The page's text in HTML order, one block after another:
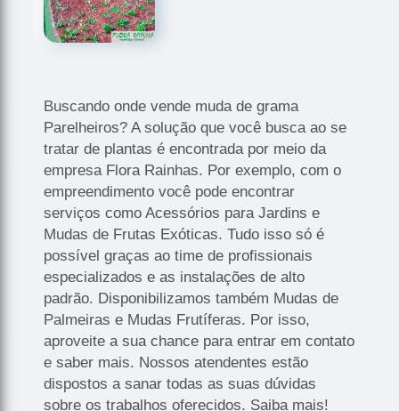
Buscando onde vende muda de grama
Parelheiros? A solução que você busca ao se
tratar de plantas é encontrada por meio da
empresa Flora Rainhas. Por exemplo, com o
empreendimento você pode encontrar
serviços como Acessórios para Jardins e
Mudas de Frutas Exóticas. Tudo isso só é
possível graças ao time de profissionais
especializados e as instalações de alto
padrão. Disponibilizamos também Mudas de
Palmeiras e Mudas Frutíferas. Por isso,
aproveite a sua chance para entrar em contato
e saber mais. Nossos atendentes estão
dispostos a sanar todas as suas dúvidas
sobre os trabalhos oferecidos. Saiba mais!